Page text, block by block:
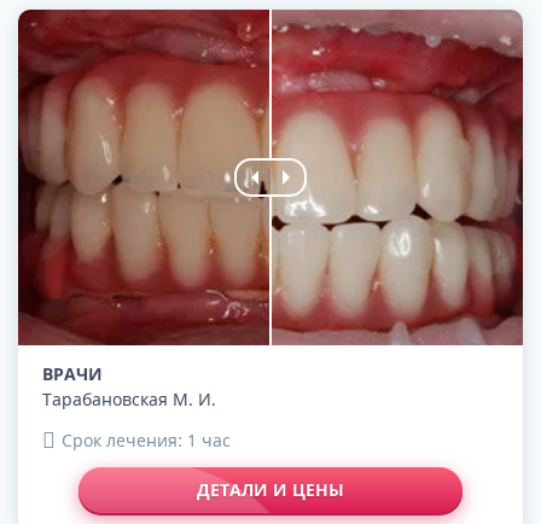
ВРАЧИ
Тарабановская М. И.
Срок лечения: 1 час
ДЕТАЛИ И ЦЕНЫ